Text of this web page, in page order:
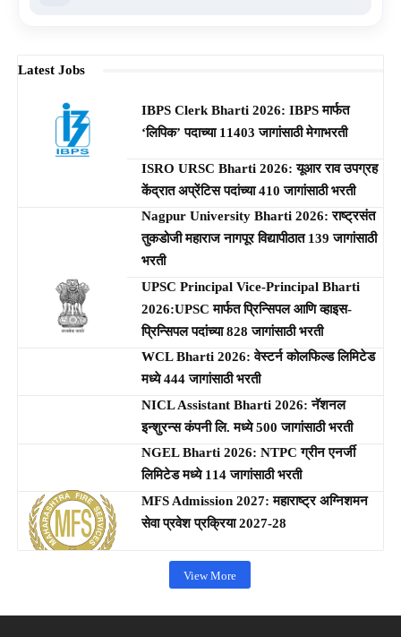
Latest Jobs
IBPS Clerk Bharti 2026: IBPS मार्फत
‘लिपिक’ पदाच्या 11403 जागांसाठी मेगाभरती
ISRO URSC Bharti 2026: यूआर राव उपग्रह
केंद्रात अप्रेंटिस पदांच्या 410 जागांसाठी भरती
Nagpur University Bharti 2026: राष्ट्रसंत
तुकडोजी महाराज नागपूर विद्यापीठात 139 जागांसाठी
भरती
UPSC Principal Vice-Principal Bharti
2026:UPSC मार्फत प्रिन्सिपल आणि व्हाइस-
प्रिन्सिपल पदांच्या 828 जागांसाठी भरती
WCL Bharti 2026: वेस्टर्न कोलफिल्ड लिमिटेड
मध्ये 444 जागांसाठी भरती
NICL Assistant Bharti 2026: नॅशनल
इन्शुरन्स कंपनी लि. मध्ये 500 जागांसाठी भरती
NGEL Bharti 2026: NTPC ग्रीन एनर्जी
लिमिटेड मध्ये 114 जागांसाठी भरती
MFS Admission 2027: महाराष्ट्र अग्निशमन
सेवा प्रवेश प्रक्रिया 2027-28
View More